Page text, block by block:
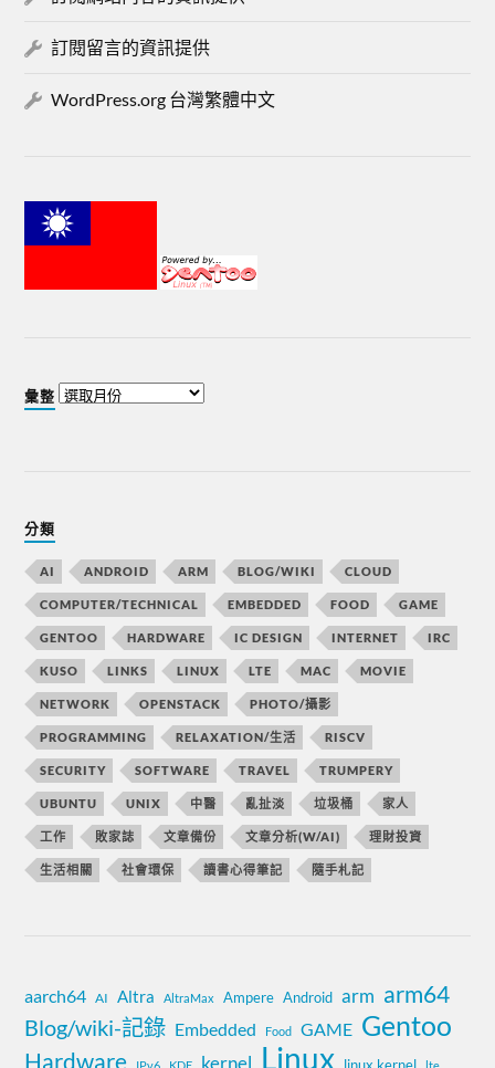
訂閱留言的資訊提供
WordPress.org 台灣繁體中文
彙整
分類
AI ANDROID ARM BLOG/WIKI CLOUD
COMPUTER/TECHNICAL EMBEDDED FOOD GAME
GENTOO HARDWARE IC DESIGN INTERNET IRC
KUSO LINKS LINUX LTE MAC MOVIE
NETWORK OPENSTACK PHOTO/攝影
PROGRAMMING RELAXATION/生活 RISCV
SECURITY SOFTWARE TRAVEL TRUMPERY
UBUNTU UNIX 中醫 亂扯淡 垃圾桶 家人
工作 敗家誌 文章備份 文章分析(W/AI) 理財投資
生活相關 社會環保 讀書心得筆記 隨手札記
aarch64 AI Altra AltraMax Ampere Android arm arm64
Blog/wiki-記錄 Embedded Food GAME Gentoo
Hardware kernel Linux